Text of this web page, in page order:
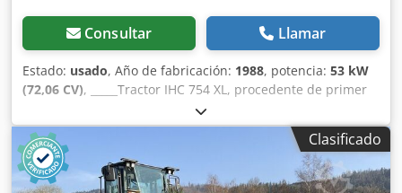
Consultar Llamar
Estado: usado, Año de fabricación: 1988, potencia: 53 kW
(72,06 CV), _____Tractor IHC 754 XL, procedente de primer
propietario, en óptimas condiciones. Horas de
funcionamiento: aproximadamente 8600. Año de
fabricación: 1988. Elevador delantero. Toma de fuerza
delantera. Transmisión de 30 km/h. Precio: 24.500,00
euros, sin IVA. Ubicación: null. Dsdpszdmutjfx Aqvokr
Clasificado